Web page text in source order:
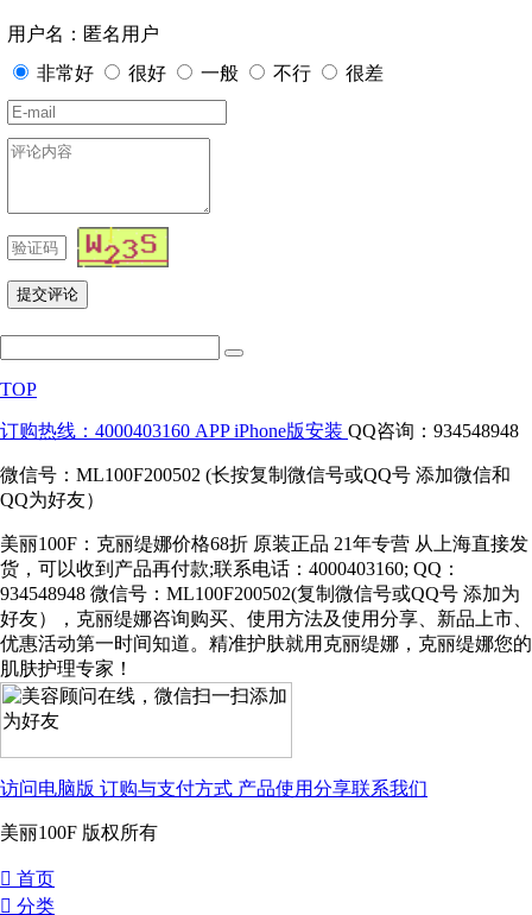
用户名：匿名用户
非常好
很好 一般 不行 很差
TOP
订购热线：4000403160 APP iPhone版安装 QQ咨询：934548948
微信号：ML100F200502 (长按复制微信号或QQ号 添加微信和
QQ为好友）
美丽100F：克丽缇娜价格68折 原装正品 21年专营 从上海直接发
货，可以收到产品再付款;联系电话：4000403160; QQ：
934548948 微信号：ML100F200502(复制微信号或QQ号 添加为
好友），克丽缇娜咨询购买、使用方法及使用分享、新品上市、
优惠活动第一时间知道。精准护肤就用克丽缇娜，克丽缇娜您的
肌肤护理专家！
访问电脑版 订购与支付方式 产品使用分享联系我们
美丽100F 版权所有
󰀁 首页
󰀂 分类